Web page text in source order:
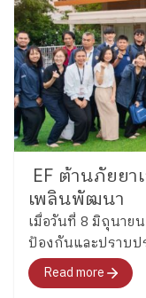
EF ต้านภัยย
เพลินพัฒนา
เมื่อวันที่ 8 มิถุนาย
ป้องกันและปราบป
และศึกษากระบวน
ชีวิต (Executive
Read more